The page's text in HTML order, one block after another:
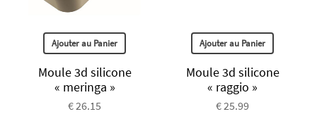
Ajouter au Panier
Moule 3d silicone
« meringa »
€ 26.15
Ajouter au Panier
Moule 3d silicone
« raggio »
€ 25.99